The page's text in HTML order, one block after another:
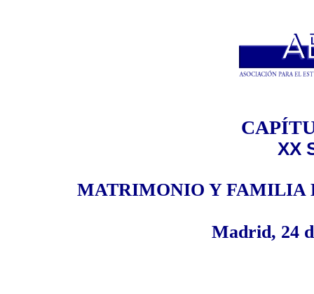
XX
MATRIMONIO Y FAMILIA
Madrid, 24